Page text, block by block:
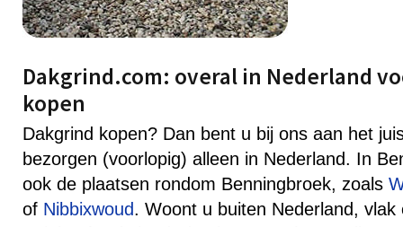
Dakgrind.com: overal in Nederland
kopen
Dakgrind kopen? Dan bent u bij ons aan het
bezorgen (voorlopig) alleen in Nederland. In
ook de plaatsen rondom Benningbroek, zoals
of Nibbixwoud. Woont u buiten Nederland,